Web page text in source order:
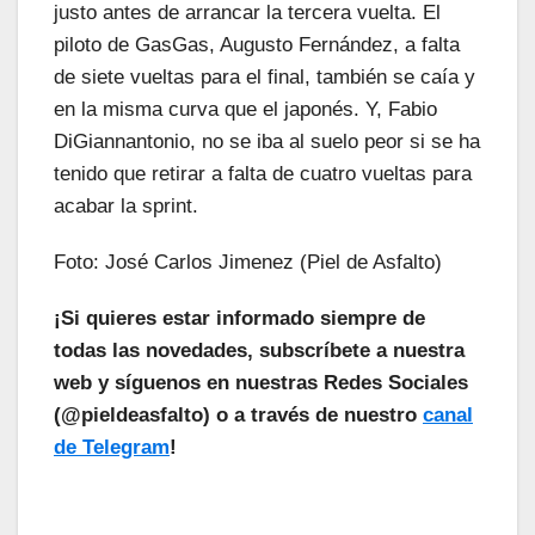
justo antes de arrancar la tercera vuelta. El
piloto de GasGas, Augusto Fernández, a falta
de siete vueltas para el final, también se caía y
en la misma curva que el japonés. Y, Fabio
DiGiannantonio, no se iba al suelo peor si se ha
tenido que retirar a falta de cuatro vueltas para
acabar la sprint.
Foto: José Carlos Jimenez (Piel de Asfalto)
¡Si quieres estar informado siempre de
todas las novedades, subscríbete a nuestra
web y síguenos en nuestras Redes Sociales
(@pieldeasfalto) o a través de nuestro canal
de Telegram!